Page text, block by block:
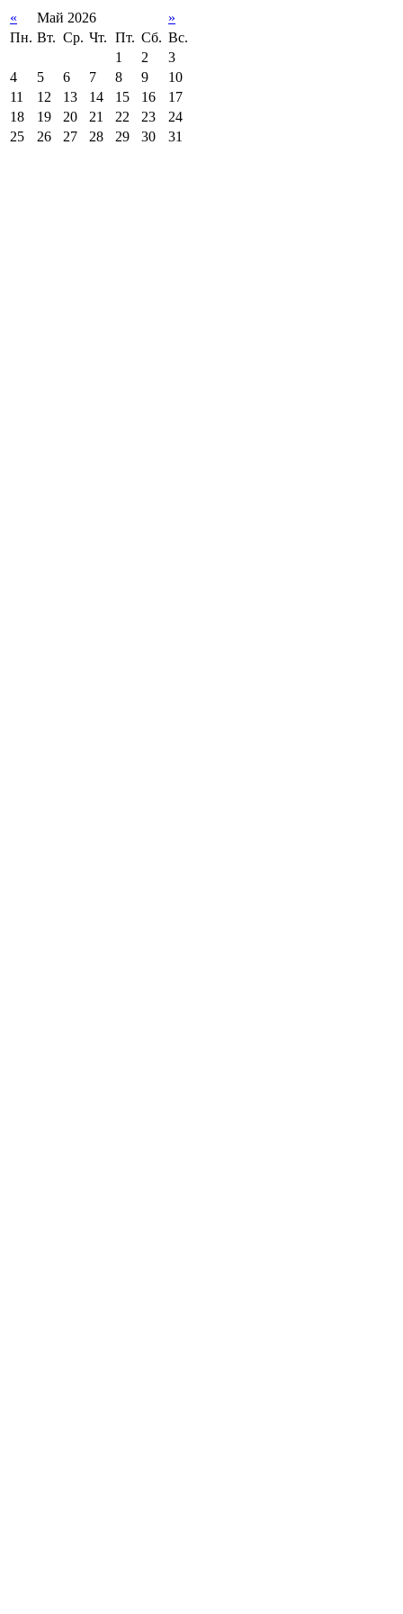
« Май 2026
»
Пн. Вт. Ср. Чт. Пт. Сб. Вс.
1
2
3
4
5 6 7 8 9
10
11
12 13 14 15 16
17
18
19 20 21 22 23
24
25
26 27 28 29 30 31